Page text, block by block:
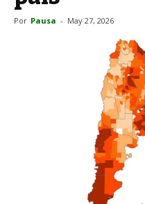
Por Pausa - May 27, 2026